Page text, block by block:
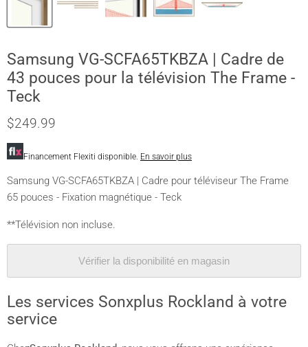
Samsung VG-SCFA65TKBZA | Cadre de
43 pouces pour la télévision The Frame -
Teck
$249.99
Financement Flexiti disponible. En savoir plus
Samsung VG-SCFA65TKBZA | Cadre pour téléviseur The Frame
65 pouces - Fixation magnétique - Teck
**Télévision non incluse.
Vérifier la disponibilité en magasin
Les services Sonxplus Rockland à votre
service